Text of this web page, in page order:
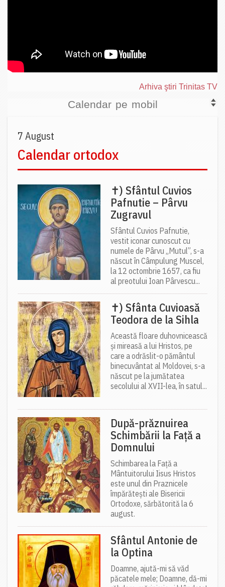
Arhiva ştiri Trinitas TV
Calendar pe mobil
7 August
Calendar ortodox
✝) Sfântul Cuvios
Pafnutie – Pârvu
Zugravul
Sfântul Cuvios Pafnutie,
vestit iconar cunoscut cu
numele de Pârvu „Mutul”, s-a
născut în Câmpulung Muscel,
la 12 octombrie 1657, ca fiu
al preotului Ioan Pârvescu...
✝) Sfânta Cuvioasă
Teodora de la Sihla
Această floare duhovnicească
și mireasă a lui Hristos, pe
care a odrăslit-o pământul
binecuvântat al Moldovei, s-a
născut pe la jumătatea
secolului al XVII-lea, în satul...
După-prăznuirea
Schimbării la Față a
Domnului
Schimbarea la Față a
Mântuitorului Iisus Hristos
este unul din Praznicele
împărătești ale Bisericii
Ortodoxe, sărbătorită la 6
august.
Sfântul Antonie de
la Optina
Doamne, ajută-mi să văd
păcatele mele; Doamne, dă-mi